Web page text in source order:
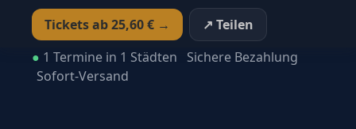
Tickets ab 25,60 € →
↗ Teilen
● 1 Termine in 1 Städten
Sichere Bezahlung
Sofort-Versand